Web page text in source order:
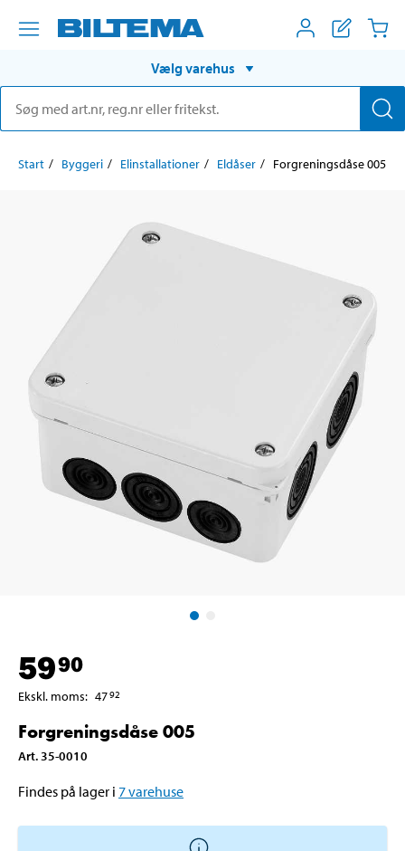
Vælg varehus
Start Byggeri Elinstallationer Eldåser Forgreningsdåse 005
5990
Ekskl. moms: 4792
Forgreningsdåse 005
Art. 35-0010
Findes på lager i 7varehuse